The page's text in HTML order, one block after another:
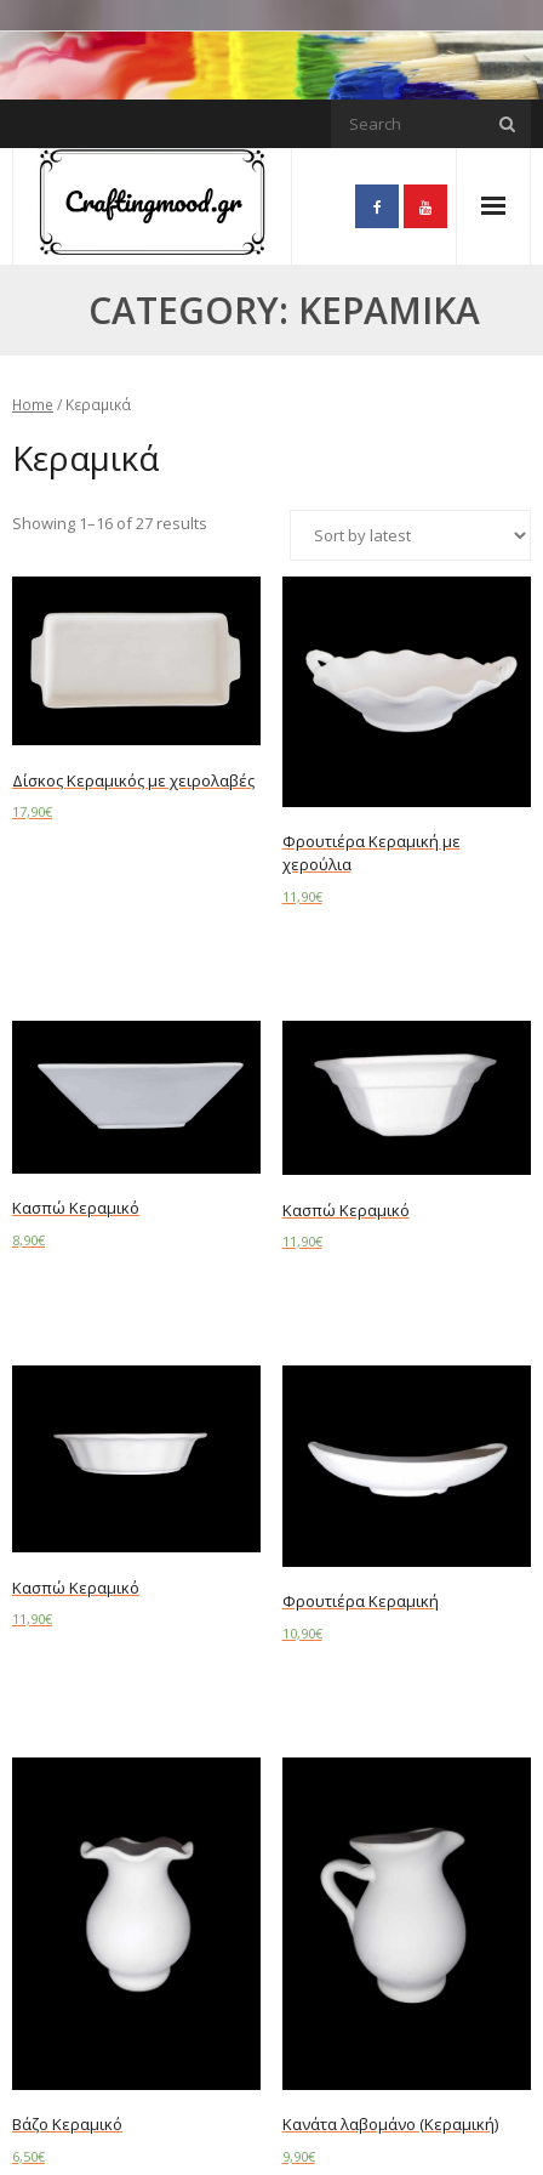
Skip
to
content
CATEGORY: ΚΕΡΑΜΙΚΆ
Home / Κεραμικά
Κεραμικά
Showing 1–16 of 27 results
Δίσκος Κεραμικός με χειρολαβές
17,90€
Φρουτιέρα Κεραμική με
χερούλια
11,90€
Κασπώ Κεραμικό
8,90€
Κασπώ Κεραμικό
11,90€
Κασπώ Κεραμικό
11,90€
Φρουτιέρα Κεραμική
10,90€
Βάζο Κεραμικό
6,50€
Κανάτα λαβομάνο (Κεραμική)
9,90€